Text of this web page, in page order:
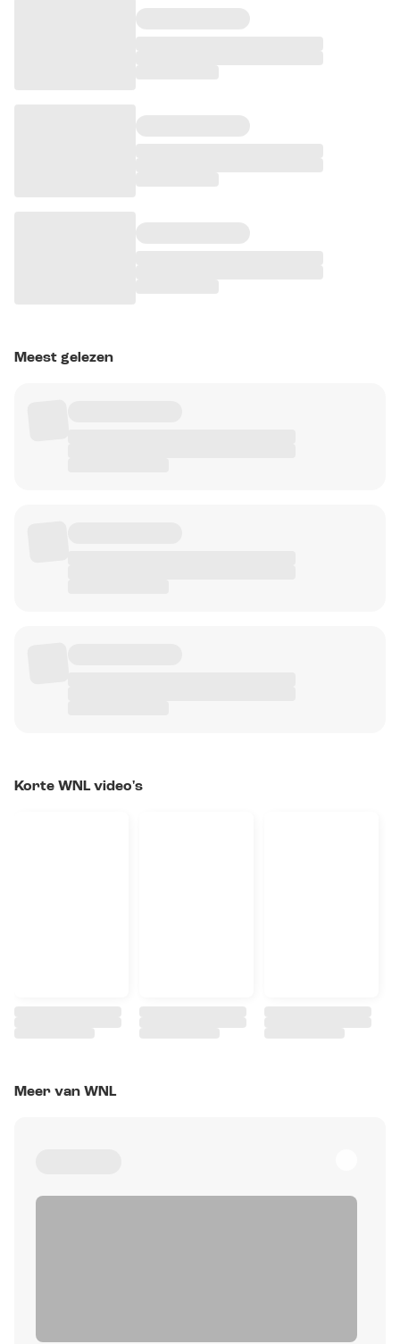
Meest gelezen
Korte WNL video's
Meer van WNL